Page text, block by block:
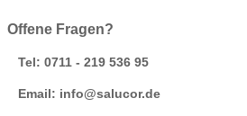
Offene Fragen?
Tel: 0711 - 219 536 95
Email: info@salucor.de